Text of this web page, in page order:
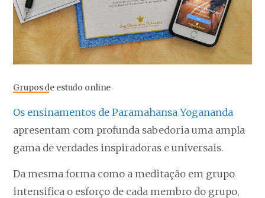
Grupos de estudo online
Os ensinamentos de Paramahansa Yogananda
apresentam com profunda sabedoria uma ampla
gama de verdades inspiradoras e universais.
Da mesma forma como a meditação em grupo
intensifica o esforço de cada membro do grupo,